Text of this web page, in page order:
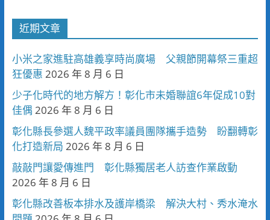
近期文章
小米之家進駐高雄義享時尚廣場 父親節開幕祭三重超
狂優惠 2026 年 8 月 6 日
少子化時代的地方解方！彰化市未婚聯誼6年促成10對
佳偶 2026 年 8 月 6 日
彰化縣長參選人魏平政率議員團隊攜手造勢 盼翻轉彰
化打造新局 2026 年 8 月 6 日
敲敲門讓愛傳進門 彰化縣獨居老人訪查作業啟動
2026 年 8 月 6 日
彰化縣改善板本排水及護岸橋梁 解決大村、秀水淹水